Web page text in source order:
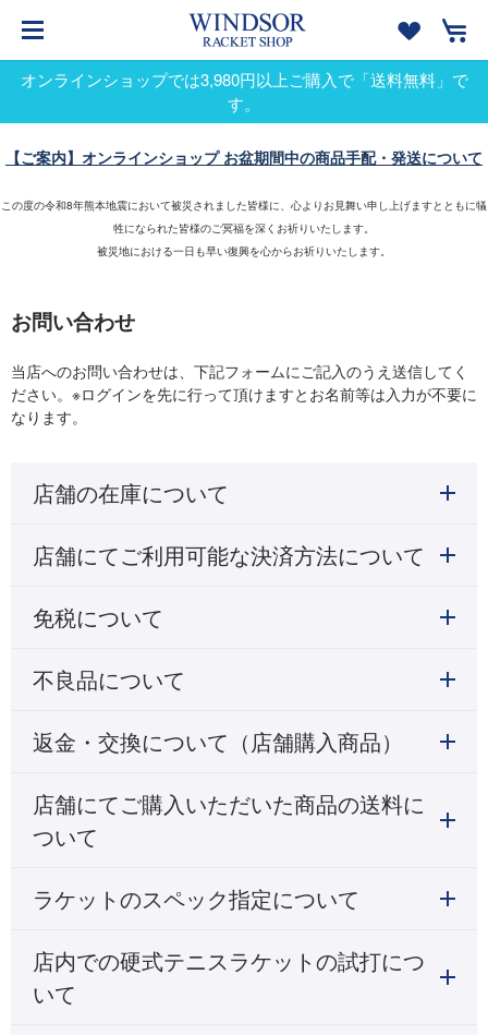
オンラインショップでは3,980円以上ご購入で「送料無料」で
す。
【ご案内】オンラインショップ お盆期間中の商品手配・発送について
この度の令和8年熊本地震において被災されました皆様に、心よりお見舞い申し上げますとともに犠
牲になられた皆様のご冥福を深くお祈りいたします。
被災地における一日も早い復興を心からお祈りいたします。
お問い合わせ
当店へのお問い合わせは、下記フォームにご記入のうえ送信してく
ださい。※ログインを先に行って頂けますとお名前等は入力が不要に
なります。
店舗の在庫について
店舗にてご利用可能な決済方法について
免税について
不良品について
返金・交換について（店舗購入商品）
店舗にてご購入いただいた商品の送料に
ついて
ラケットのスペック指定について
店内での硬式テニスラケットの試打につ
いて